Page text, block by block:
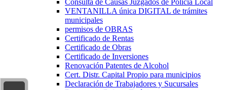
Consulta de Causas Juzgados de Policia Local
VENTANILLA única DIGITAL de trámites
municipales
permisos de OBRAS
Certificado de Rentas
Certificado de Obras
Certificado de Inversiones
Renovación Patentes de Alcohol
Cert. Distr. Capital Propio para municipios
Declaración de Trabajadores y Sucursales